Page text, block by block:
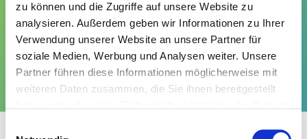
zu können und die Zugriffe auf unsere Website zu
analysieren. Außerdem geben wir Informationen zu Ihrer
Verwendung unserer Website an unsere Partner für
soziale Medien, Werbung und Analysen weiter. Unsere
Partner führen diese Informationen möglicherweise mit
weiteren Daten zusammen, die Sie ihnen bereitgestellt
Operations
Data
Technology
Cost
Industry Solutions
X-Industry Solutions
Innovation Lab
As a Service
Industries
Financial Institutions
Insurance Sector
Public Sector
References
Insights
ConsultingSolutionsIndustriesReferences
About usCareer Contact
Follow us